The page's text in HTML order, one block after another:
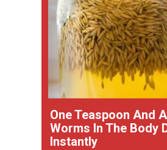
One Teaspoon And
Worms In The Body
Instantly